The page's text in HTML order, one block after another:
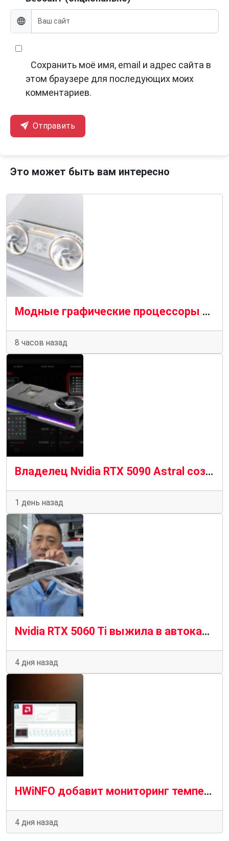
Сохранить моё имя, email и адрес сайта в
этом браузере для последующих моих
комментариев.
Отправить
Это может быть вам интересно
Модные графические процессоры Aorus Infinity от Gigabyte поступают на полки магазинов с огромным успехом
8 часов назад
Владелец Nvidia RTX 5090 Astral создает инструмент для выключения ПК до того, как сгорит кабель 12 В-2×6
1 день назад
Nvidia RTX 5060 Ti выжила в автокатастрофе и выжила, чтобы рассказать об этом
4 дня назад
HWiNFO добавит мониторинг температуры VRAM на кристалле для графических процессоров AMD и Nvidia
4 дня назад